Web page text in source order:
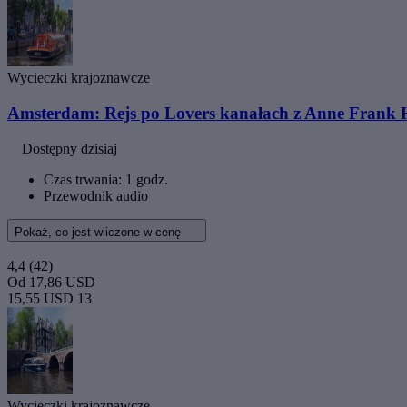
Wycieczki krajoznawcze
Amsterdam: Rejs po Lovers kanałach z Anne Frank
Dostępny dzisiaj
Czas trwania: 1 godz.
Przewodnik audio
Pokaż, co jest wliczone w cenę
4,4 (42)
Od 17,86 USD
15,55 USD 13